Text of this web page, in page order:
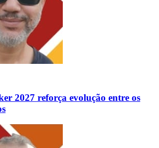
2027 reforça evolução entre os